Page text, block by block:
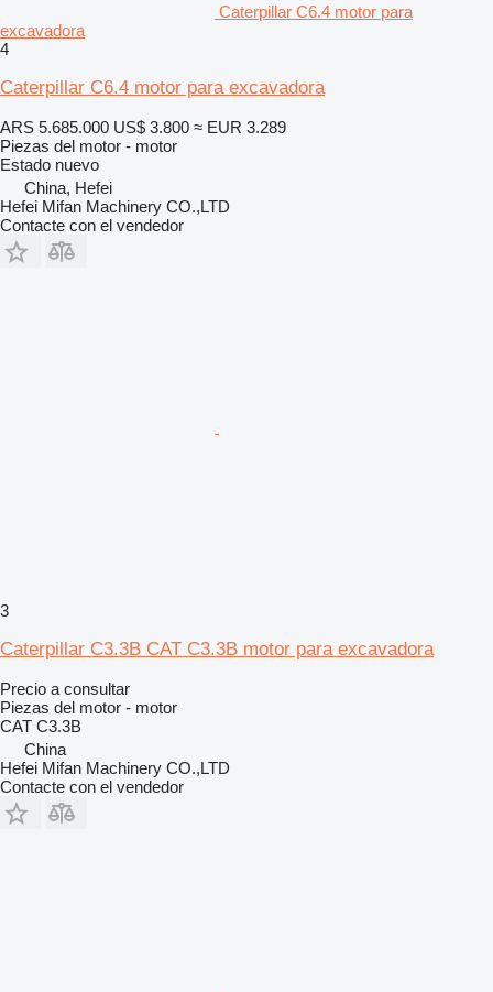
Caterpillar C6.4 motor para
excavadora
4
Caterpillar C6.4 motor para excavadora
ARS 5.685.000 US$ 3.800 ≈ EUR 3.289
Piezas del motor - motor
Estado nuevo
China, Hefei
Hefei Mifan Machinery CO.,LTD
Contacte con el vendedor
3
Caterpillar C3.3B CAT C3.3B motor para excavadora
Precio a consultar
Piezas del motor - motor
CAT C3.3B
China
Hefei Mifan Machinery CO.,LTD
Contacte con el vendedor